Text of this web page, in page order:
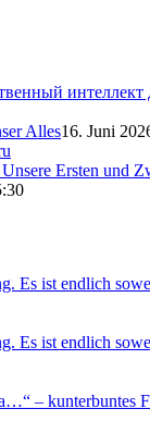
интеллект
Alles16. Juni
Ersten und
Es ist endlich
Es ist endlich
– kunterbuntes